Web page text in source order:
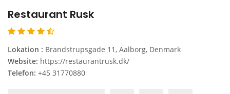
Restaurant Rusk
Lokation : Brandstrupsgade 11, Aalborg, Denmark
Website: https://restaurantrusk.dk/
Telefon: +45 31770880